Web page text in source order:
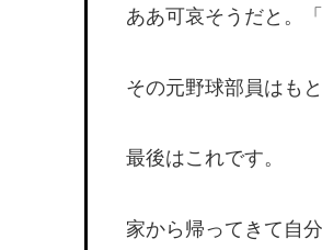
ああ可哀そうだと。
その元野球部員はも
最後はこれです。
家から帰ってきて自